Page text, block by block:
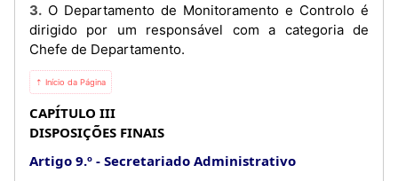
3. O Departamento de Monitoramento e Controlo é
dirigido por um responsável com a categoria de
Chefe de Departamento.
⇡ Início da Página
CAPÍTULO III
DISPOSIÇÕES FINAIS
Artigo 9.º
Secretariado Administrativo